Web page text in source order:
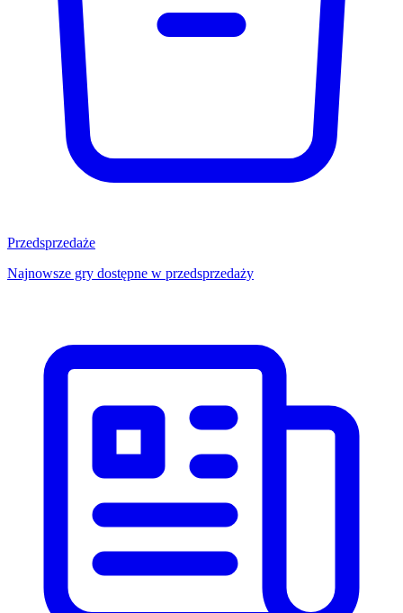
Przedsprzedaże
Najnowsze gry dostępne w przedsprzedaży